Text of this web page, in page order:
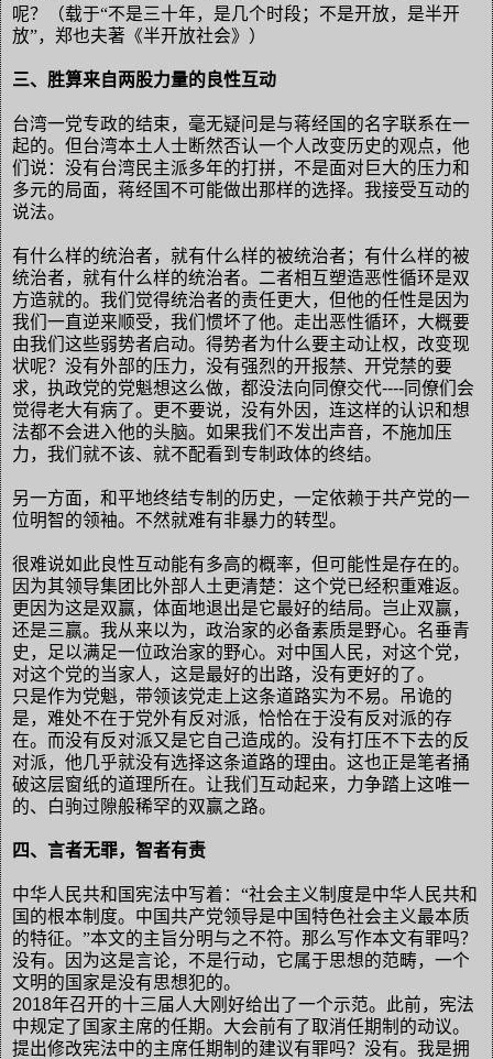
呢？（载于“不是三十年，是几个时段；不是开放，是半开
放”，郑也夫著《半开放社会》）
三、胜算来自两股力量的良性互动
台湾一党专政的结束，毫无疑问是与蒋经国的名字联系在一
起的。但台湾本土人士断然否认一个人改变历史的观点，他
们说：没有台湾民主派多年的打拼，不是面对巨大的压力和
多元的局面，蒋经国不可能做出那样的选择。我接受互动的
说法。
有什么样的统治者，就有什么样的被统治者；有什么样的被
统治者，就有什么样的统治者。二者相互塑造恶性循环是双
方造就的。我们觉得统治者的责任更大，但他的任性是因为
我们一直逆来顺受，我们惯坏了他。走出恶性循环，大概要
由我们这些弱势者启动。得势者为什么要主动让权，改变现
状呢？没有外部的压力，没有强烈的开报禁、开党禁的要
求，执政党的党魁想这么做，都没法向同僚交代----同僚们会
觉得老大有病了。更不要说，没有外因，连这样的认识和想
法都不会进入他的头脑。如果我们不发出声音，不施加压
力，我们就不该、就不配看到专制政体的终结。
另一方面，和平地终结专制的历史，一定依赖于共产党的一
位明智的领袖。不然就难有非暴力的转型。
很难说如此良性互动能有多高的概率，但可能性是存在的。
因为其领导集团比外部人土更清楚：这个党已经积重难返。
更因为这是双赢，体面地退出是它最好的结局。岂止双赢，
还是三赢。我从来以为，政治家的必备素质是野心。名垂青
史，足以满足一位政治家的野心。对中国人民，对这个党，
对这个党的当家人，这是最好的出路，没有更好的了。
只是作为党魁，带领该党走上这条道路实为不易。吊诡的
是，难处不在于党外有反对派，恰恰在于没有反对派的存
在。而没有反对派又是它自己造成的。没有打压不下去的反
对派，他几乎就没有选择这条道路的理由。这也正是笔者捅
破这层窗纸的道理所在。让我们互动起来，力争踏上这唯一
的、白驹过隙般稀罕的双赢之路。
四、言者无罪，智者有责
中华人民共和国宪法中写着：“社会主义制度是中华人民共和
国的根本制度。中国共产党领导是中国特色社会主义最本质
的特征。”本文的主旨分明与之不符。那么写作本文有罪吗？
没有。因为这是言论，不是行动，它属于思想的范畴，一个
文明的国家是没有思想犯的。
2018年召开的十三届人大刚好给出了一个示范。此前，宪法
中规定了国家主席的任期。大会前有了取消任期制的动议。
提出修改宪法中的主席任期制的建议有罪吗？没有。我是拥